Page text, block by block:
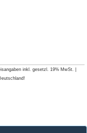
inkl. gesetzl. 19% MwSt. |